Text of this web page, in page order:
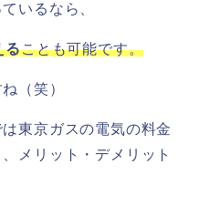
いるなら、
ることも可能です。
（笑）
東京ガスの電気の料金
メリット・デメリット